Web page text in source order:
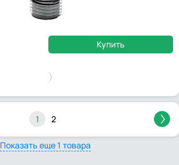
Купить
1 2
Показать еще 1 товара